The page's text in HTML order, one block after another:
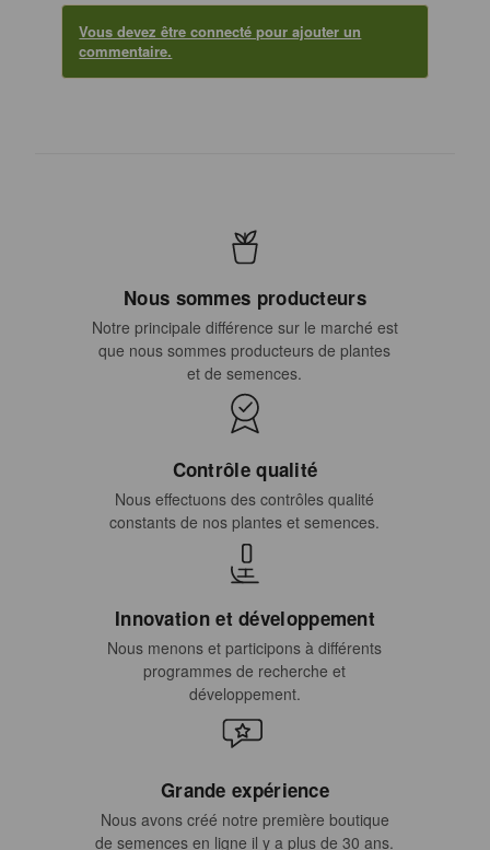
Vous devez être connecté pour ajouter un
commentaire.
Nous sommes producteurs
Notre principale différence sur le marché est
que nous sommes producteurs de plantes
et de semences.
Contrôle qualité
Nous effectuons des contrôles qualité
constants de nos plantes et semences.
Innovation et développement
Nous menons et participons à différents
programmes de recherche et
développement.
Grande expérience
Nous avons créé notre première boutique
de semences en ligne il y a plus de 30 ans.